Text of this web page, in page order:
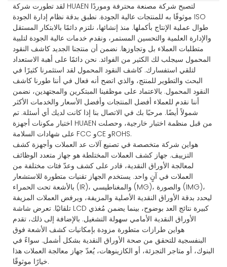
لقد تطورت شركة HUAEN لتصبح شركة مصنعة محترفة وموردًا
موثوقًا به للمنتجات عالية الجودة. نطبق بدقة نظام إدارة الجودة ISO
طوال عملية الإنتاج بأكملها. منذ إنشائها، نلتزم دائمًا بالابتكار المستقل
والإدارة العلمية والتحسين المستمر، ونقدم خدمات عالية الجودة لتلبية
متطلبات العملاء بل وتجاوزها. نضمن أن منتجنا الجديد كاشف النقود
المحمول سيجلب لك الكثير من الفوائد. نحن دائمًا على أهبة الاستعداد
لتلقي استفسارك. كاشف النقود المحمول لقد استثمرنا كثيرًا في
البحث والتطوير للمنتج، والذي اتضح أنه فعال في أننا طورنا كاشف
النقود المحمول. بالاعتماد على موظفينا المبتكرين والمجتهدين، نضمن
أننا نقدم للعملاء أفضل المنتجات وأفضل الأسعار والخدمات الأكثر
شمولاً أيضًا. مرحبًا بك في الاتصال بنا إذا كانت لديك أي أسئلة. تم
اختبار مكونات أجهزة HUAEN من قبل منظمة اختبار خارجية، وحصلت
على شهادات السلامة FCC وCE وROHS.
هواين شركة متخصصة في تصنيع آلات عد العملات وأجهزة كشف
التزييف. جهاز كشف العملات المختلطة هو جهاز متعدد الوظائف
لمعالجة الأوراق النقدية، قادر على كشف وعدّ فئات مختلفة من
العملات في آنٍ واحد. يستخدم الجهاز تقنيات متطورة للاستشعار
بالأشعة تحت الحمراء (IR)، والمغناطيسي (MG)، والصورة (IMG)،
ليحدد بدقة الأوراق النقدية الأصلية والمزيفة، ويرفض العملات المزيفة
تلقائيًا. تعرض شاشة LCD كبيرة نتائج العد بوضوح، بينما يضمن مُغذي
الأوراق النقدية الأمامي سهولة التشغيل. بالإضافة إلى ذلك، تقدم
هواين طرازات متطورة مزودة بإمكانيات كشف الأشعة فوق
البنفسجية للتحقق من صحة الأوراق النقدية بشكل أشمل. سواءً في
البنوك، أو متاجر التجزئة، أو الكازينوهات، يُعدّ جهاز معالجة العملات هذا
خيارًا موثوقًا.